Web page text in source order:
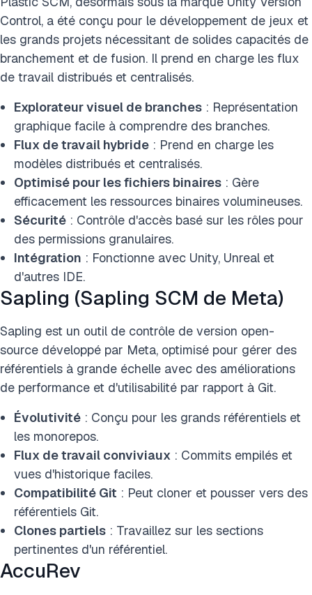
Control, a été conçu pour le développement de jeux et
les grands projets nécessitant de solides capacités de
branchement et de fusion. Il prend en charge les flux
de travail distribués et centralisés.
Explorateur visuel de branches : Représentation
graphique facile à comprendre des branches.
Flux de travail hybride : Prend en charge les
modèles distribués et centralisés.
Optimisé pour les fichiers binaires : Gère
efficacement les ressources binaires volumineuses.
Sécurité : Contrôle d'accès basé sur les rôles pour
des permissions granulaires.
Intégration : Fonctionne avec Unity, Unreal et
d'autres IDE.
Sapling (Sapling SCM de Meta)
Sapling est un outil de contrôle de version open-
source développé par Meta, optimisé pour gérer des
référentiels à grande échelle avec des améliorations
de performance et d'utilisabilité par rapport à Git.
Évolutivité : Conçu pour les grands référentiels et
les monorepos.
Flux de travail conviviaux : Commits empilés et
vues d'historique faciles.
Compatibilité Git : Peut cloner et pousser vers des
référentiels Git.
Clones partiels : Travaillez sur les sections
pertinentes d'un référentiel.
AccuRev